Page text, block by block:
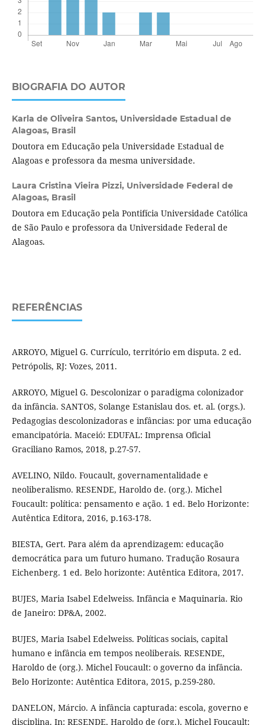
BIOGRAFIA DO AUTOR
Karla de Oliveira Santos, Universidade Estadual de
Alagoas, Brasil
Doutora em Educação pela Universidade Estadual de
Alagoas e professora da mesma universidade.
Laura Cristina Vieira Pizzi, Universidade Federal de
Alagoas, Brasil
Doutora em Educação pela Pontifícia Universidade Católica
de São Paulo e professora da Universidade Federal de
Alagoas.
REFERÊNCIAS
ARROYO, Miguel G. Currículo, território em disputa. 2 ed.
Petrópolis, RJ: Vozes, 2011.
ARROYO, Miguel G. Descolonizar o paradigma colonizador
da infância. SANTOS, Solange Estanislau dos. et. al. (orgs.).
Pedagogias descolonizadoras e infâncias: por uma educação
emancipatória. Maceió: EDUFAL: Imprensa Oficial
Graciliano Ramos, 2018, p.27-57.
AVELINO, Nildo. Foucault, governamentalidade e
neoliberalismo. RESENDE, Haroldo de. (org.). Michel
Foucault: política: pensamento e ação. 1 ed. Belo Horizonte:
Autêntica Editora, 2016, p.163-178.
BIESTA, Gert. Para além da aprendizagem: educação
democrática para um futuro humano. Tradução Rosaura
Eichenberg. 1 ed. Belo horizonte: Autêntica Editora, 2017.
BUJES, Maria Isabel Edelweiss. Infância e Maquinaria. Rio
de Janeiro: DP&A, 2002.
BUJES, Maria Isabel Edelweiss. Políticas sociais, capital
humano e infância em tempos neoliberais. RESENDE,
Haroldo de (org.). Michel Foucault: o governo da infância.
Belo Horizonte: Autêntica Editora, 2015, p.259-280.
DANELON, Márcio. A infância capturada: escola, governo e
disciplina. In: RESENDE, Haroldo de (org.). Michel Foucault: